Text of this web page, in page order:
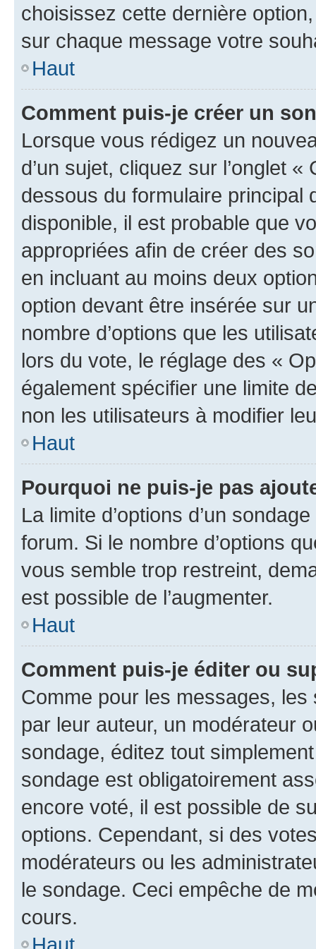
choisissez cette dernière
sur chaque message votre
Haut
Comment puis-je créer un
Lorsque vous rédigez un
d’un sujet, cliquez sur l’onglet
dessous du formulaire principal
disponible, il est probable que
appropriées afin de créer des
en incluant au moins deux
option devant être insérée sur
nombre d’options que les
lors du vote, le réglage des «
également spécifier une limite
non les utilisateurs à modifier
Haut
Pourquoi ne puis-je pas
La limite d’options d’un
forum. Si le nombre d’options
vous semble trop restreint,
est possible de l’augmenter.
Haut
Comment puis-je éditer ou
Comme pour les messages,
par leur auteur, un modérateur
sondage, éditez tout
sondage est obligatoirement
encore voté, il est possible de
options. Cependant, si des
modérateurs ou les
le sondage. Ceci empêche de
cours.
Haut